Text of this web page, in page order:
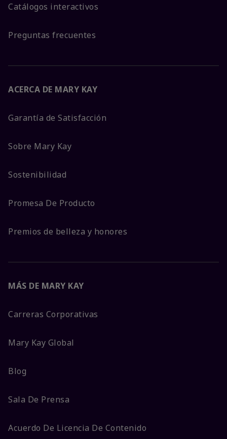
Catálogos interactivos
Preguntas frecuentes
ACERCA DE MARY KAY
Garantía de Satisfacción
Sobre Mary Kay
Sostenibilidad
Promesa De Producto
Premios de belleza y honores
MÁS DE MARY KAY
Carreras Corporativas
Mary Kay Global
Blog
Sala De Prensa
Acuerdo De Licencia De Contenido